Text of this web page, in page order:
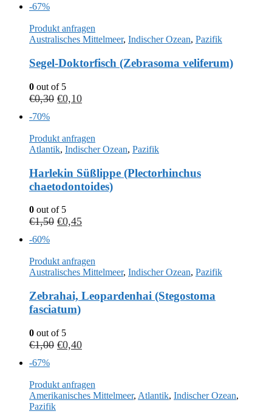
-67%
Produkt anfragen
Australisches Mittelmeer, Indischer Ozean, Pazifik
Segel-Doktorfisch (Zebrasoma veliferum)
0 out of 5
€0,30 €0,10
-70%
Produkt anfragen
Atlantik, Indischer Ozean, Pazifik
Harlekin Süßlippe (Plectorhinchus
chaetodontoides)
0 out of 5
€1,50 €0,45
-60%
Produkt anfragen
Australisches Mittelmeer, Indischer Ozean, Pazifik
Zebrahai, Leopardenhai (Stegostoma
fasciatum)
0 out of 5
€1,00 €0,40
-67%
Produkt anfragen
Amerikanisches Mittelmeer, Atlantik, Indischer Ozean,
Pazifik